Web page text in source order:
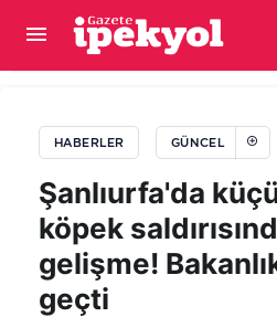
HABERLER GÜNCEL
Şanlıurfa'da
köpek
gelişme!
geçti
Gıda denetimlerinde temmuz